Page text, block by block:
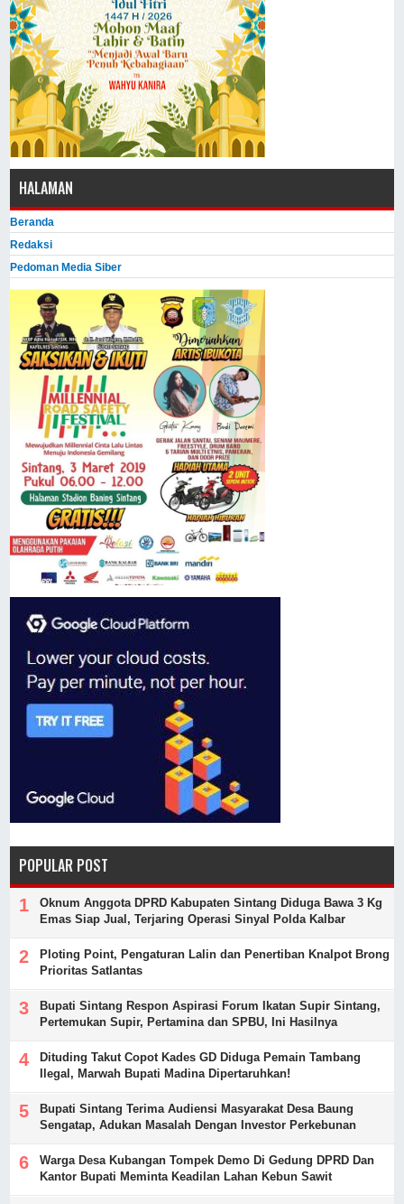
HALAMAN
Beranda
Redaksi
Pedoman Media Siber
POPULAR POST
Oknum Anggota DPRD Kabupaten Sintang Diduga Bawa 3 Kg
Emas Siap Jual, Terjaring Operasi Sinyal Polda Kalbar
Ploting Point, Pengaturan Lalin dan Penertiban Knalpot Brong
Prioritas Satlantas
Bupati Sintang Respon Aspirasi Forum Ikatan Supir Sintang,
Pertemukan Supir, Pertamina dan SPBU, Ini Hasilnya
Dituding Takut Copot Kades GD Diduga Pemain Tambang
Ilegal, Marwah Bupati Madina Dipertaruhkan!
Bupati Sintang Terima Audiensi Masyarakat Desa Baung
Sengatap, Adukan Masalah Dengan Investor Perkebunan
Warga Desa Kubangan Tompek Demo Di Gedung DPRD Dan
Kantor Bupati Meminta Keadilan Lahan Kebun Sawit